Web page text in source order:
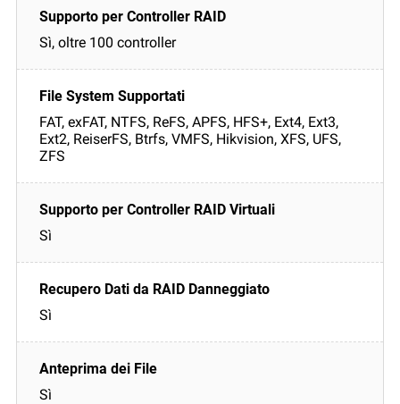
Sì, oltre 100 controller
FAT, exFAT, NTFS, ReFS, APFS, HFS+, Ext4, Ext3,
Ext2, ReiserFS, Btrfs, VMFS, Hikvision, XFS, UFS,
ZFS
Sì
Sì
Sì